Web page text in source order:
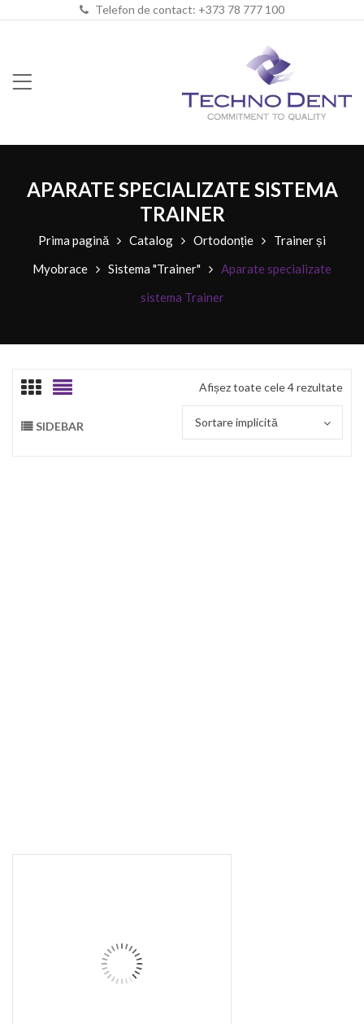
Telefon de contact: +373 78 777 100
APARATE SPECIALIZATE SISTEMA
TRAINER
Prima pagină Catalog Ortodonție
Trainer și
Myobrace
Sistema "Trainer"
Aparate specializate
sistema Trainer
Afișez toate cele 4 rezultate
SIDEBAR Sortare implicită